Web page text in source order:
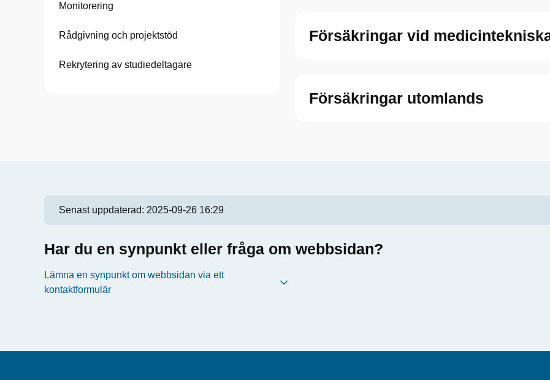
Monitorering
Rådgivning och projektstöd
Rekrytering av studiedeltagare
Försäkringar vid
Försäkringar utomlands
Senast uppdaterad: 2025-09-26 16:29
Har du en synpunkt eller fråga om webbsidan?
Lämna en synpunkt om webbsidan via ett
kontaktformulär